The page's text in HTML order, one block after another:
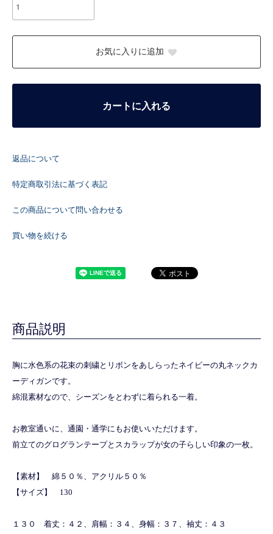
お気に入りに追加
カートに入れる
返品について
特定商取引法に基づく表記
この商品について問い合わせる
買い物を続ける
商品説明
胸に水色系の花束の刺繍とリボンをあしらったネイビーの丸ネックカ
ーディガンです。
綿混素材なので、シーズンをとわずに着られる一着。
お教室通いに、通園・通学にもお使いいただけます。
前立てのグログランテープとスカラップが女の子らしい印象の一枚。
【素材】 綿５０％、アクリル５０％
【サイズ】 130
１３０ 着丈：４２、肩幅：３４、身幅：３７、袖丈：４３